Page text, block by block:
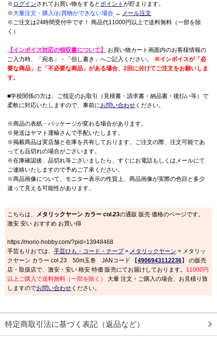
※ ログインされてお買い物をするとポイント が貯まります。
※大量注文・購入/お買物ができない場合 → メール注文
※ご注文は24時間受付中です！ 商品代11000円以上で送料無料（一部を除
く）
【インボイス対応の領収書について】
お買い物カート画面内のお客様情報の
ご入力時、「宛名」・「但し書き」へご記入ください。 ※インボイスが「必
要な商品」と「不必要な商品」がある場合、2回に分けてご注文をお願いしま
す。
■学校関係の方は、ご指定のお取引（見積書・請求書・納品書・後払い等）で
柔軟に対応いたしますので、事前にお問い合わせ ください。
※商品の表紙・パッケージが変わる場合があります。
※発送はヤマト運輸さんで手配いたします。
※掲載商品は実店舗と在庫を共有しております。ご注文の際、注文可能であ
っても品切れの場合がございます。
※在庫確認後、品切れ等ございましたら、すぐにお電話もしくはメールにて
ご連絡いたしますので予めご了承ください。
※商品画像について、モニター表示の性質上、商品画像が実際の色目と多少
違って見える可能性があります。
こちらは、 メタリックヤーン カラー col.23の通販 販売 価格のページです。
激安 安い おすすめ お買い得
https://morio-hobby.com/?pid=13948468
手芸もりおでは、 手芸ひも・コード・テープ> メタリックヤーン > メタリッ
クヤーン カラー col.23 50m玉巻 JANコード 【4906943112236】 の販売
店・取扱店で、激安・安い 格安 特価 販売にてお届けしております。 11000円
以上ご購入で送料無料（一部を除く）
大量 注文・ご購入の場合、お見積り致
しますのでお問い合わせ ください。
特定商取引法に基づく表記（返品など）